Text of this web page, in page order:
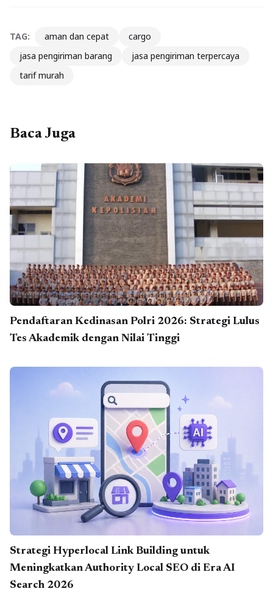
TAG: aman dan cepat
cargo
jasa pengiriman barang
jasa pengiriman terpercaya
tarif murah
Baca Juga
Pendaftaran Kedinasan Polri 2026: Strategi Lulus
Tes Akademik dengan Nilai Tinggi
Strategi Hyperlocal Link Building untuk
Meningkatkan Authority Local SEO di Era AI
Search 2026